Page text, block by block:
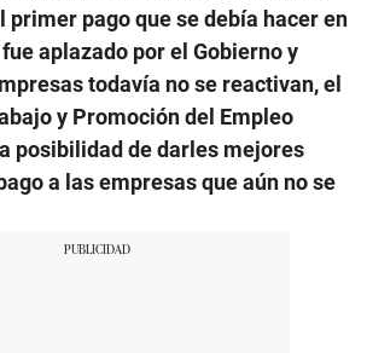
primer pago que se debía hacer en
aplazado por el Gobierno y
todavía no se reactivan, el
y Promoción del Empleo
posibilidad de darles mejores
a las empresas que aún no se